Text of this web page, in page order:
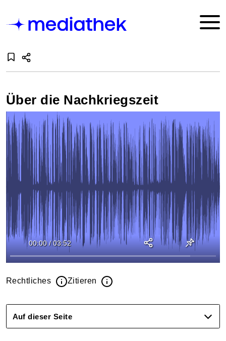
Über die Nachkriegszeit
00:00 / 03:52
Rechtliches Zitieren
Auf dieser Seite